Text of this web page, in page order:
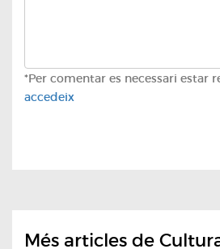
*Per comentar es necessari estar
accedeix
Més articles de